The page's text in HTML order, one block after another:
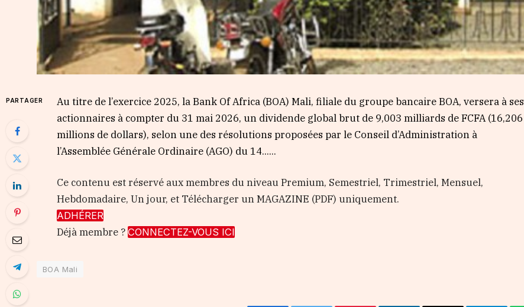
PARTAGER
Au titre de l’exercice 2025, la Bank Of Africa (BOA) Mali, filiale du groupe bancaire BOA, versera à ses
actionnaires à compter du 31 mai 2026, un dividende global brut de 9,003 milliards de FCFA (16,206
millions de dollars), selon une des résolutions proposées par le Conseil d’Administration à
l’Assemblée Générale Ordinaire (AGO) du 14…...
Ce contenu est réservé aux membres du niveau Premium, Semestriel, Trimestriel, Mensuel,
Hebdomadaire, Un jour, et Télécharger un MAGAZINE (PDF) uniquement.
ADHÉRER
Déjà membre ?CONNECTEZ-VOUS ICI
BOA Mali